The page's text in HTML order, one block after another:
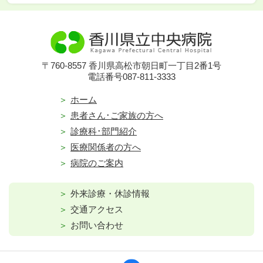
〒760-8557 香川県高松市朝日町一丁目2番1号
電話番号087-811-3333
ホーム
患者さん･ご家族の方へ
診療科･部門紹介
医療関係者の方へ
病院のご案内
外来診療・休診情報
交通アクセス
お問い合わせ